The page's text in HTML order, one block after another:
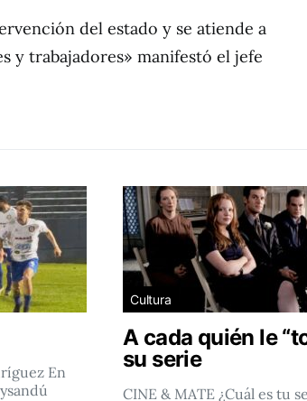
del estado y se atiende a
y trabajadores» manifestó el jefe
En
Cultura
A cada quién le
su serie
CINE & MATE ¿Cuál es tu